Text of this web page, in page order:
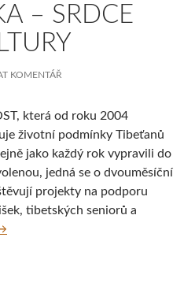
– SRDCE
KOMENTÁŘ
která od roku 2004
životní podmínky Tibeťanů
jako každý rok vypravili do
jedná se o dvouměsíční
projekty na podporu
tibetských seniorů a
– srdce tibetské